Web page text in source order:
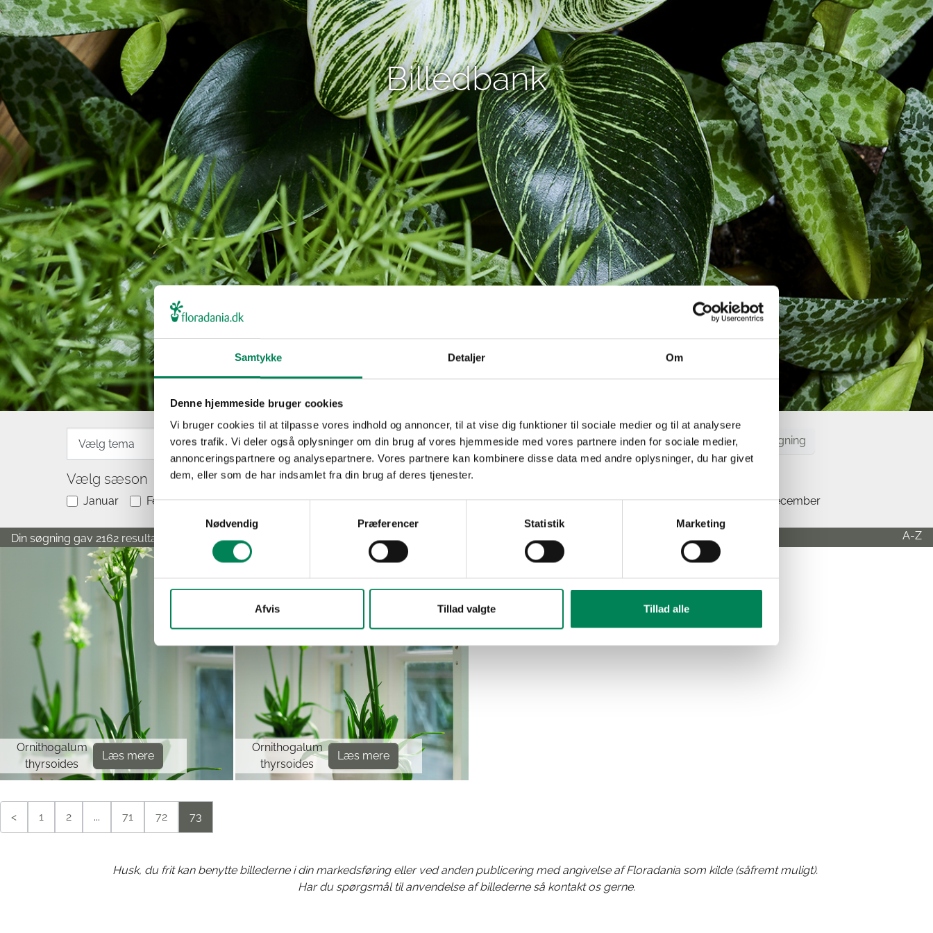
Samtykke Detaljer Om
Denne hjemmeside bruger cookies
Vi bruger cookies til at tilpasse vores indhold og annoncer, til at vise dig funktioner til sociale medier og til at analysere
vores trafik. Vi deler også oplysninger om din brug af vores hjemmeside med vores partnere inden for sociale medier,
annonceringspartnere og analysepartnere. Vores partnere kan kombinere disse data med andre oplysninger, du har givet
dem, eller som de har indsamlet fra din brug af deres tjenester.
Samtykkevalg
Nødvendig
Præferencer Statistik Marketing
Afvis Tillad valgte Tillad alle
Billedbank
Ryd søgning
Vælg sæson
Januar Februar Marts April Maj Juni Juli August September Oktober November December
Din søgning gav 2162 resultater. A-Z
Ornithogalum
thyrsoides
Læs mere
Ornithogalum
thyrsoides
Læs mere
< 1 2 ... 71 72 73
Husk, du frit kan benytte billederne i din markedsføring eller ved anden publicering med angivelse af Floradania som kilde (såfremt muligt).
Har du spørgsmål til anvendelse af billederne så kontakt os gerne.